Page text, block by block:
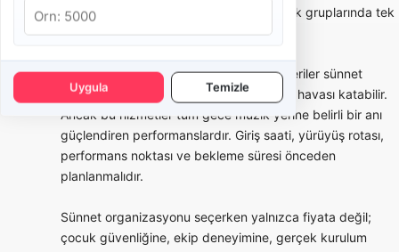
Uygula Temizle
program süresi önemlidir. Kalabalık çocuk gruplarında tek
animatör yeterli olmayabilir.
Mehter, bando veya davul şov gibi gösteriler sünnet
organizasyonuna güçlü bir giriş ve tören havası katabilir.
Ancak bu hizmetler tüm gece müzik yerine belirli bir anı
güçlendiren performanslardır. Giriş saati, yürüyüş rotası,
performans noktası ve bekleme süresi önceden
planlanmalıdır.
Sünnet organizasyonu seçerken yalnızca fiyata değil;
çocuk güvenliğine, ekip deneyimine, gerçek kurulum